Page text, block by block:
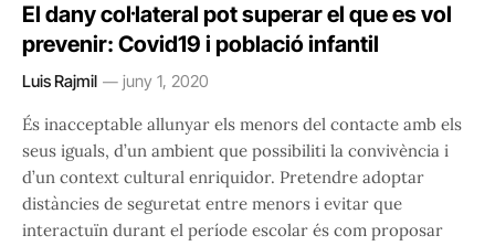
El dany col·lateral pot superar el que es vol
prevenir: Covid19 i població infantil
Luis Rajmil juny 1, 2020
És inacceptable allunyar els menors del contacte amb els
seus iguals, d’un ambient que possibiliti la convivència i
d’un context cultural enriquidor. Pretendre adoptar
distàncies de seguretat entre menors i evitar que
interactuïn durant el període escolar és com proposar